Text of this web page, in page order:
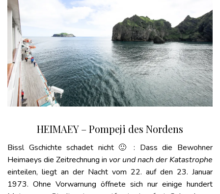
HEIMAEY – Pompeji des Nordens
Bissl Gschichte schadet nicht 🙂 : Dass die Bewohner
Heimaeys die Zeitrechnung in vor und nach der Katastrophe
einteilen, liegt an der Nacht vom 22. auf den 23. Januar
1973. Ohne Vorwarnung öffnete sich nur einige hundert